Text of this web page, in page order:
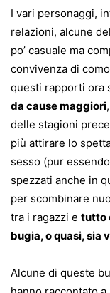
I vari personaggi,
relazioni, alcune
po’ casuale ma
convivenza di
questi rapporti ora
da cause maggiori
delle stagioni
più attirare lo
sesso (pur
spezzati anche in
per scombinare
tra i ragazzi e tutto
bugia, o quasi, sia
Alcune di queste